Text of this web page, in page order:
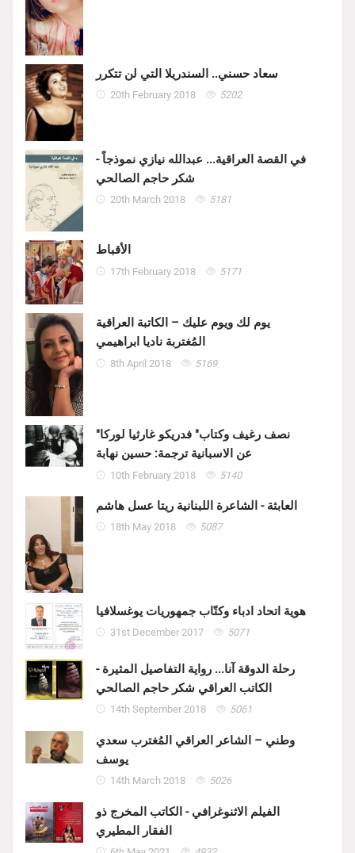
سعاد حسني.. السندريلا التي لن تتكرر
20th February 2018 5202
في القصة العراقية... عبدالله نيازي نموذجاً -
شكر حاجم الصالحي
20th March 2018 5181
الأقباط
17th February 2018 5171
يوم لك ويوم عليك – الكاتبة العراقية
المُغتربة ناديا ابراهيمي
8th April 2018 5169
"نصف رغيف وكتاب" فدريكو غارثيا لوركا
عن الاسبانية ترجمة: حسين نهابة
10th February 2018 5140
العابثة - الشاعرة اللبنانية ريتا عسل هاشم
18th May 2018 5087
هوية اتحاد ادباء وكتّاب جمهوريات يوغسلافيا
31st December 2017 5071
رحلة الدوقة آنا... رواية التفاصيل المثيرة -
الكاتب العراقي شكر حاجم الصالحي
14th September 2018 5061
وطني – الشاعر العراقي المُغترب سعدي
يوسف
14th March 2018 5026
الفيلم الاثنوغرافي - الكاتب المخرج ذو
الفقار المطيري